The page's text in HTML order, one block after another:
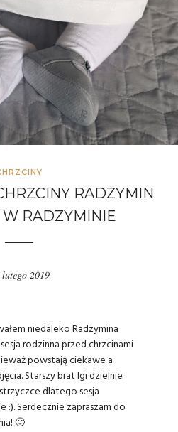
RADZYMIN
W RADZYMINIE
lutego 2019
niedaleko Radzymina
rodzinna przed chrzcinami
powstają ciekawe a
Starszy brat Igi dzielnie
dlatego sesja
:). Serdecznie zapraszam do
🙂